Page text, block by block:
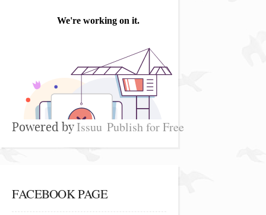
Powered byIssuu Publish for Free
FACEBOOK PAGE